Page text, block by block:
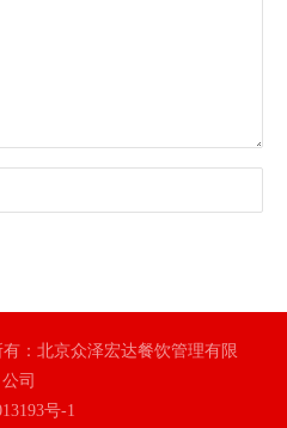
：北京众泽宏达餐饮管理有限
公司
号-1